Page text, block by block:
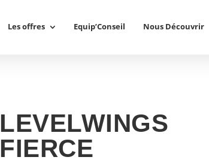
Les offres Equip’Conseil Nous Découvrir
LEVELWINGS
FIERCE